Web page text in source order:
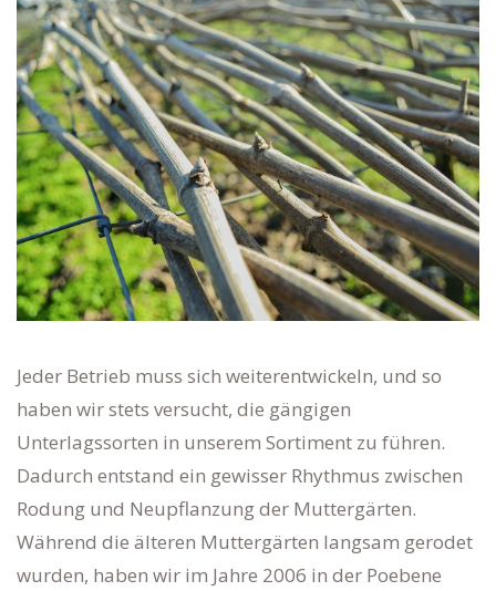
Jeder Betrieb muss sich weiterentwickeln, und so
haben wir stets versucht, die gängigen
Unterlagssorten in unserem Sortiment zu führen.
Dadurch entstand ein gewisser Rhythmus zwischen
Rodung und Neupflanzung der Muttergärten.
Während die älteren Muttergärten langsam gerodet
wurden, haben wir im Jahre 2006 in der Poebene